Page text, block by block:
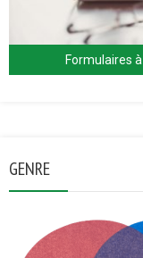
Formulaires
GENRE